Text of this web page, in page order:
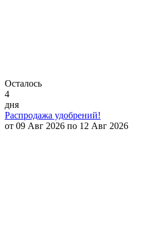
Осталось
4
дня
Распродажа удобрений!
от 09 Авг 2026 по 12 Авг 2026